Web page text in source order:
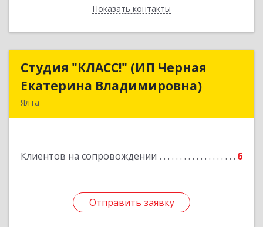
Показать контакты
Назад
Студия "КЛАСС!" (ИП Черная
Екатерина Владимировна)
Ялта
Клиентов на сопровождении 6
Отправить заявку
Студия "КЛАСС!" (ИП Черная
Екатерина Владимировна)
Отправить заявку